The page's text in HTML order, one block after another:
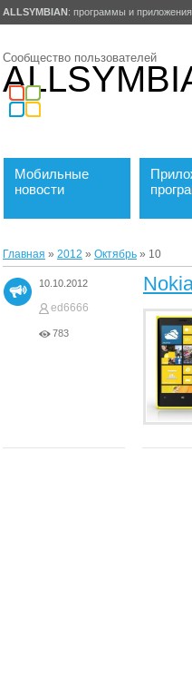
ALLSYMBIAN: программы и
Сообщество пользователей
Мобильные
новости
Главная » 2012 » Октябрь » 10
10.10.2012
ed6666
783